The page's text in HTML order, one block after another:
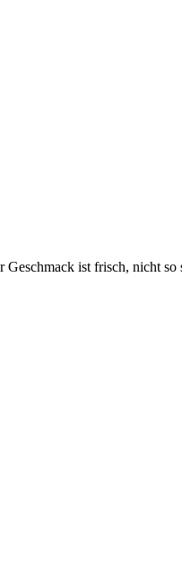
ist frisch, nicht